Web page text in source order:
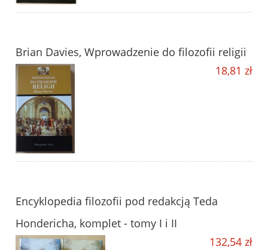
Brian Davies, Wprowadzenie do filozofii religii
18,81 zł
Encyklopedia filozofii pod redakcją Teda
Hondericha, komplet - tomy I i II
132,54 zł